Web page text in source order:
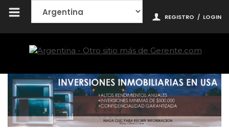
REGISTRO / LOGIN